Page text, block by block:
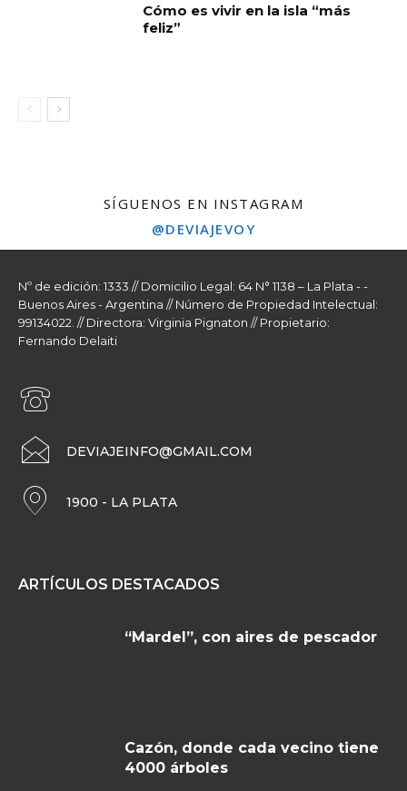
Cómo es vivir en la isla “más
feliz”
SÍGUENOS EN INSTAGRAM
@DEVIAJEVOY
Nº de edición: 1333 // Domicilio Legal: 64 N° 1138 – La Plata - -
Buenos Aires - Argentina // Número de Propiedad Intelectual:
99134022. // Directora: Virginia Pignaton // Propietario:
Fernando Delaiti
DEVIAJEINFO@GMAIL.COM
1900 - LA PLATA
ARTÍCULOS DESTACADOS
“Mardel”, con aires de pescador
Cazón, donde cada vecino tiene
4000 árboles